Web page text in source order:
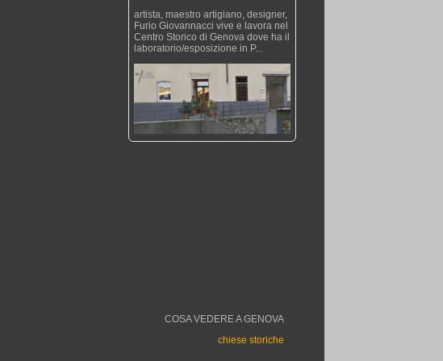
artista, maestro artigiano, designer,
Furio Giovannacci vive e lavora nel
Centro Storico di Genova dove ha il
laboratorio/esposizione in P...
COSA VEDERE A GENOVA
chiese storiche